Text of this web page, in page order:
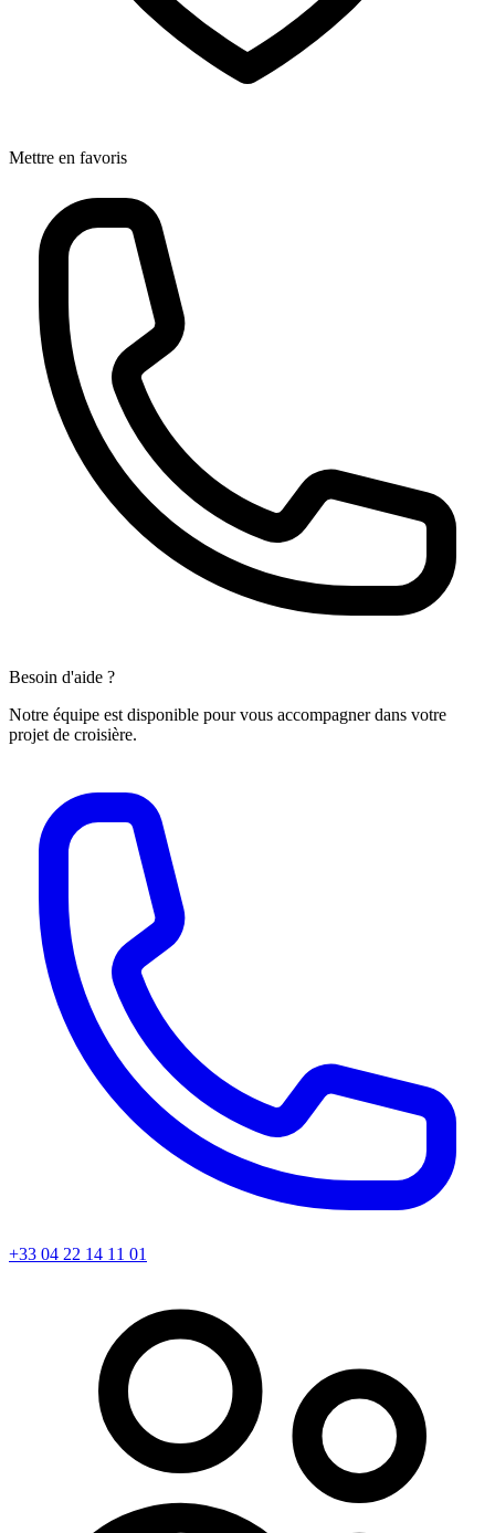
Mettre en favoris
Besoin d'aide ?
Notre équipe est disponible pour vous accompagner dans votre
projet de croisière.
+33 04 22 14 11 01